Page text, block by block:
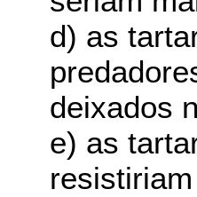
d) as
deixados
e) as